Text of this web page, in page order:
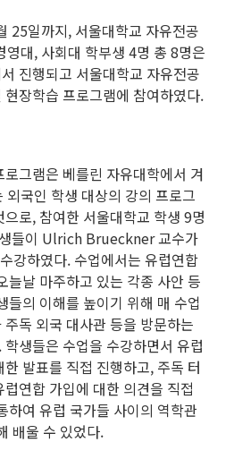
25일까지, 서울대학교 자유전공
영대, 사회대 학부생 4명 총 8명은
진행되고 서울대학교 자유전공
장학습 프로그램에 참여하였다.
그램은 베를린 자유대학에서 겨
외국인 학생 대상의 강의 프로그
으로, 참여한 서울대학교 학생 9명
들이 Ulrich Brueckner교수가
강하였다. 수업에서는 유럽연합
늘날 마주하고 있는 각종 사안 등
들의 이해를 높이기 위해 매 수업
독 외국 대사관 등을 방문하는
. 학생들은 수업을 수강하면서 유럽
발표를 직접 진행하고, 주독 터
연합 가입에 대한 의견을 직접
하여 유럽 국가들 사이의 역학관
배울 수 있었다.